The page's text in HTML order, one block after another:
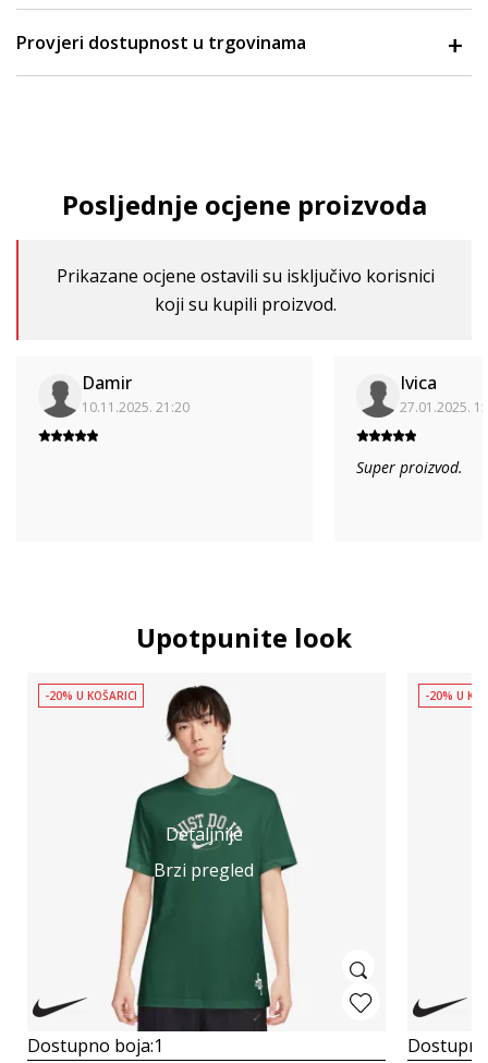
Provjeri dostupnost u trgovinama
Posljednje ocjene proizvoda
Prikazane ocjene ostavili su isključivo korisnici
koji su kupili proizvod.
Damir
10.11.2025. 21:20
Ivica
27.01.2025.
Super proizvod.
Upotpunite look
Detaljnije
Brzi pregled
-20% U KOŠARICI
Dostupno boja:1
-20% U